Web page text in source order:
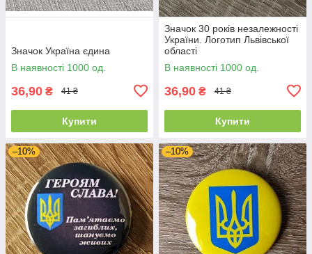
Значок Україна єдина
В наявності 1000 од.
36,90 ₴ 41 ₴
Купити
Значок 30 років незалежності
України. Логотип Львівської
області
В наявності 1000 од.
36,90 ₴ 41 ₴
Купити
–10% –10%